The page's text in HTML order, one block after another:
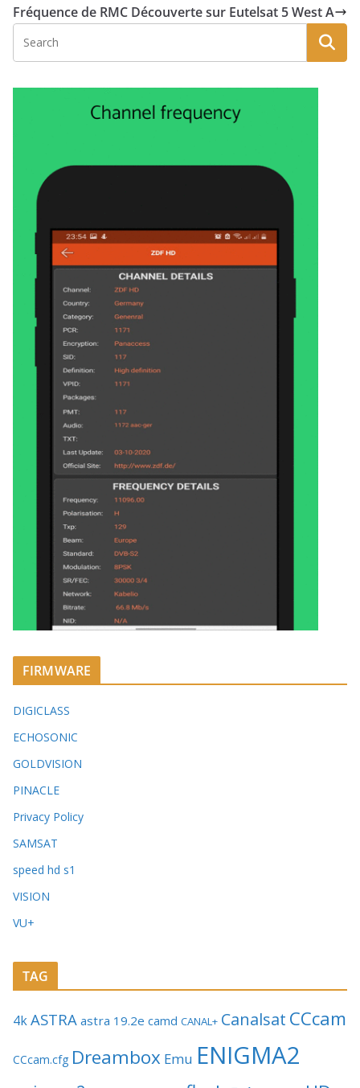
Fréquence de RMC Découverte sur Eutelsat 5 West A
FIRMWARE
DIGICLASS
ECHOSONIC
GOLDVISION
PINACLE
Privacy Policy
SAMSAT
speed hd s1
VISION
VU+
TAG
4kASTRA astra 19.2e camd CANAL+ Canalsat CCcam
CCcam.cfg Dreambox Emu ENIGMA2